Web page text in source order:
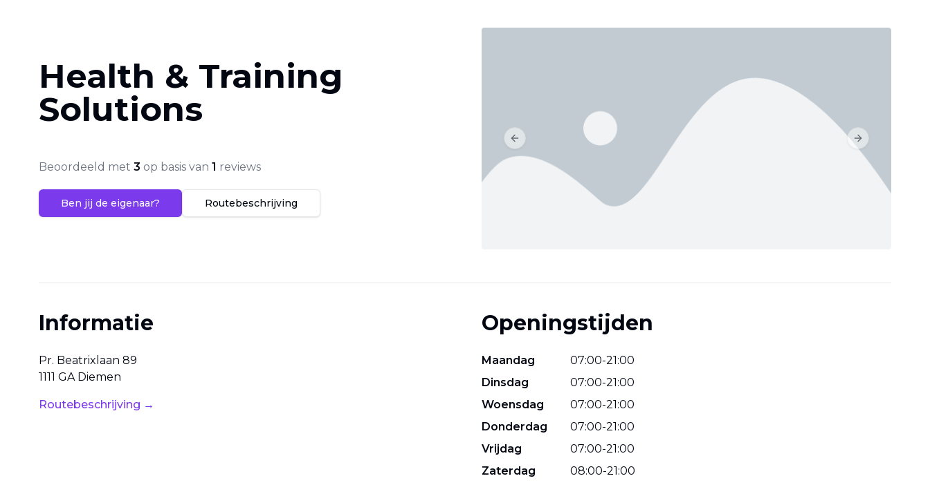
Health & Training
Solutions
Beoordeeld met 3 op basis van 1 reviews
Ben jij de eigenaar? Routebeschrijving
Previous slide Next slide
Informatie
Pr. Beatrixlaan 89
1111 GA Diemen
Routebeschrijving →
Openingstijden
Maandag 07:00-21:00
Dinsdag
07:00-21:00
Woensdag
07:00-21:00
Donderdag
07:00-21:00
Vrijdag
07:00-21:00
Zaterdag
08:00-21:00